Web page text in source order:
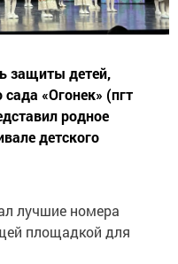
защиты детей,
«Огонек» (пгт
родное
детского
лучшие номера
площадкой для